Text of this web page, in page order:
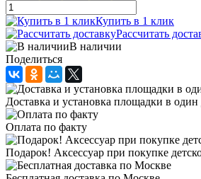
Купить в 1 клик
Рассчитать
В наличии
Поделиться
Доставка и установка площадки в один
Оплата по факту
Подарок! Аксессуар при покупке